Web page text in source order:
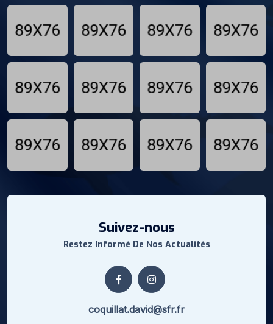
Suivez-nous
Restez Informé De Nos Actualités
coquillat.david@sfr.fr